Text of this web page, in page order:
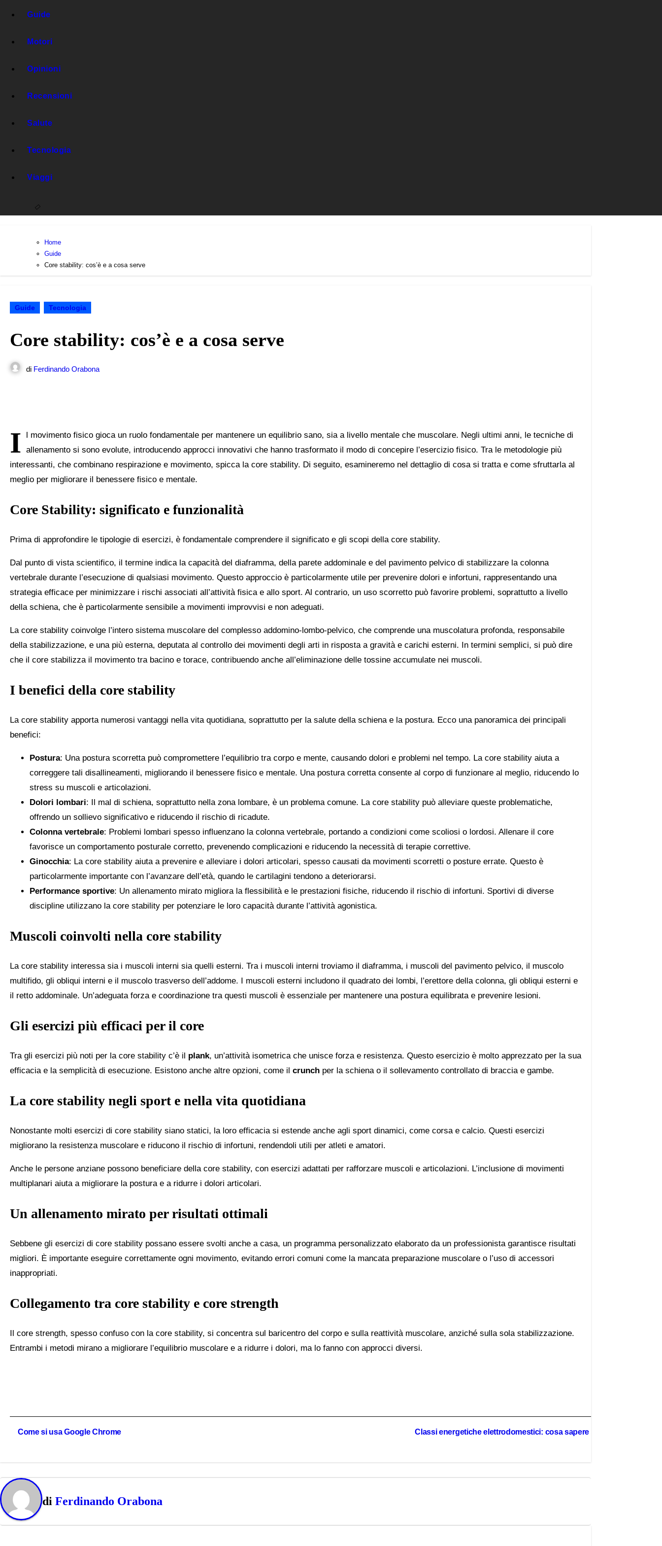
Guide
Motori
Opinioni
Recensioni
Salute
Tecnologia
Viaggi
Home
Guide
Core stability: cos’è e a cosa serve
Guide Tecnologia
Core stability: cos’è e a cosa serve
di Ferdinando Orabona
I
l movimento fisico gioca un ruolo fondamentale per mantenere un equilibrio sano, sia a livello mentale che muscolare. Negli ultimi anni, le tecniche di
allenamento si sono evolute, introducendo approcci innovativi che hanno trasformato il modo di concepire l’esercizio fisico. Tra le metodologie più
interessanti, che combinano respirazione e movimento, spicca la core stability. Di seguito, esamineremo nel dettaglio di cosa si tratta e come sfruttarla al
meglio per migliorare il benessere fisico e mentale.
Core Stability: significato e funzionalità
Prima di approfondire le tipologie di esercizi, è fondamentale comprendere il significato e gli scopi della core stability.
Dal punto di vista scientifico, il termine indica la capacità del diaframma, della parete addominale e del pavimento pelvico di stabilizzare la colonna
vertebrale durante l’esecuzione di qualsiasi movimento. Questo approccio è particolarmente utile per prevenire dolori e infortuni, rappresentando una
strategia efficace per minimizzare i rischi associati all’attività fisica e allo sport. Al contrario, un uso scorretto può favorire problemi, soprattutto a livello
della schiena, che è particolarmente sensibile a movimenti improvvisi e non adeguati.
La core stability coinvolge l’intero sistema muscolare del complesso addomino-lombo-pelvico, che comprende una muscolatura profonda, responsabile
della stabilizzazione, e una più esterna, deputata al controllo dei movimenti degli arti in risposta a gravità e carichi esterni. In termini semplici, si può dire
che il core stabilizza il movimento tra bacino e torace, contribuendo anche all’eliminazione delle tossine accumulate nei muscoli.
I benefici della core stability
La core stability apporta numerosi vantaggi nella vita quotidiana, soprattutto per la salute della schiena e la postura. Ecco una panoramica dei principali
benefici:
Postura: Una postura scorretta può compromettere l’equilibrio tra corpo e mente, causando dolori e problemi nel tempo. La core stability aiuta a
correggere tali disallineamenti, migliorando il benessere fisico e mentale. Una postura corretta consente al corpo di funzionare al meglio, riducendo lo
stress su muscoli e articolazioni.
Dolori lombari: Il mal di schiena, soprattutto nella zona lombare, è un problema comune. La core stability può alleviare queste problematiche,
offrendo un sollievo significativo e riducendo il rischio di ricadute.
Colonna vertebrale: Problemi lombari spesso influenzano la colonna vertebrale, portando a condizioni come scoliosi o lordosi. Allenare il core
favorisce un comportamento posturale corretto, prevenendo complicazioni e riducendo la necessità di terapie correttive.
Ginocchia: La core stability aiuta a prevenire e alleviare i dolori articolari, spesso causati da movimenti scorretti o posture errate. Questo è
particolarmente importante con l’avanzare dell’età, quando le cartilagini tendono a deteriorarsi.
Performance sportive: Un allenamento mirato migliora la flessibilità e le prestazioni fisiche, riducendo il rischio di infortuni. Sportivi di diverse
discipline utilizzano la core stability per potenziare le loro capacità durante l’attività agonistica.
Muscoli coinvolti nella core stability
La core stability interessa sia i muscoli interni sia quelli esterni. Tra i muscoli interni troviamo il diaframma, i muscoli del pavimento pelvico, il muscolo
multifido, gli obliqui interni e il muscolo trasverso dell’addome. I muscoli esterni includono il quadrato dei lombi, l’erettore della colonna, gli obliqui esterni e
il retto addominale. Un’adeguata forza e coordinazione tra questi muscoli è essenziale per mantenere una postura equilibrata e prevenire lesioni.
Gli esercizi più efficaci per il core
Tra gli esercizi più noti per la core stability c’è il plank, un’attività isometrica che unisce forza e resistenza. Questo esercizio è molto apprezzato per la sua
efficacia e la semplicità di esecuzione. Esistono anche altre opzioni, come il crunch per la schiena o il sollevamento controllato di braccia e gambe.
La core stability negli sport e nella vita quotidiana
Nonostante molti esercizi di core stability siano statici, la loro efficacia si estende anche agli sport dinamici, come corsa e calcio. Questi esercizi
migliorano la resistenza muscolare e riducono il rischio di infortuni, rendendoli utili per atleti e amatori.
Anche le persone anziane possono beneficiare della core stability, con esercizi adattati per rafforzare muscoli e articolazioni. L’inclusione di movimenti
multiplanari aiuta a migliorare la postura e a ridurre i dolori articolari.
Un allenamento mirato per risultati ottimali
Sebbene gli esercizi di core stability possano essere svolti anche a casa, un programma personalizzato elaborato da un professionista garantisce risultati
migliori. È importante eseguire correttamente ogni movimento, evitando errori comuni come la mancata preparazione muscolare o l’uso di accessori
inappropriati.
Collegamento tra core stability e core strength
Il core strength, spesso confuso con la core stability, si concentra sul baricentro del corpo e sulla reattività muscolare, anziché sulla sola stabilizzazione.
Entrambi i metodi mirano a migliorare l’equilibrio muscolare e a ridurre i dolori, ma lo fanno con approcci diversi.
Navigazione
Come si usa Google Chrome Classi energetiche elettrodomestici: cosa sapere
di Ferdinando Orabona